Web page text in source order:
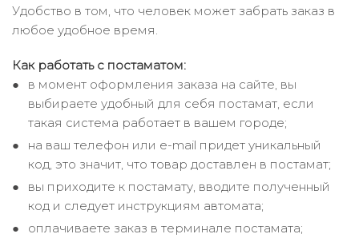
Удобство в том, что человек может забрать заказ в
любое удобное время.
Как работать с постаматом:
в момент оформления заказа на сайте, вы
выбираете удобный для себя постамат, если
такая система работает в вашем городе;
на ваш телефон или e-mail придет уникальный
код, это значит, что товар доставлен в постамат;
вы приходите к постамату, вводите полученный
код и следует инструкциям автомата;
оплачиваете заказ в терминале постамата;